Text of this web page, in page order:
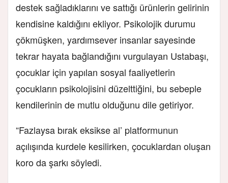
destek sağladıklarını ve sattığı ürünlerin gelirinin
kendisine kaldığını ekliyor. Psikolojik durumu
çökmüşken, yardımsever insanlar sayesinde
tekrar hayata bağlandığını vurgulayan Ustabaşı,
çocuklar için yapılan sosyal faaliyetlerin
çocukların psikolojisini düzelttiğini, bu sebeple
kendilerinin de mutlu olduğunu dile getiriyor.
“Fazlaysa bırak eksikse al’ platformunun
açılışında kurdele kesilirken, çocuklardan oluşan
koro da şarkı söyledi.